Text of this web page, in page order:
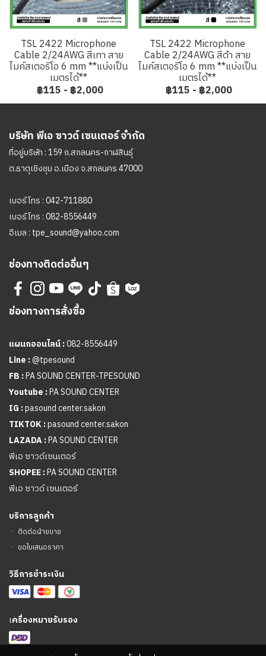
TSL 2422 Microphone
Cable 2/24AWG สีเทา สาย
ไมค์สเตอริโอ 6 mm **แบ่งเป็น
เมตรได้**
฿115 - ฿2,000
TSL 2422 Microphone
Cable 2/24AWG สีดำ สาย
ไมค์สเตอริโอ 6 mm **แบ่งเป็น
เมตรได้**
฿115 - ฿2,000
บริษัท พีเอ ซาวด์ เซนเตอร์ จำกัด
ที่อยู่บริษัท : 159 ถ.สกลนคร-กาฬสินธุ์
ต.ธาตุเชิงชุม อ.เมือง จ.สกลนคร 47000
เบอร์โทร :042-711880
เบอร์โทร :082-8556449
อีเมล : tpe_sound@yahoo.com
ช่องทางติดต่ออื่นๆ
ช่องทางการสั่งซื้อ
แผนกออนไลน์ :082-8556449
Line :@tpesound
FB :PA SOUND CENTER-TPESOUND
Youtube :PA SOUND CENTER
IG :pasound center.sakon
TIKTOK :pasound center.sakon
LAZADA :PA SOUND CENTER
พีเอ ซาวด์เซนเตอร์
SHOPEE :PA SOUND CENTER
พีเอ ซาวด์ เซนเตอร์
บริการลูกค้า
ㆍ ติดต่อฝ่ายขาย
ㆍ ขอใบเสนอราคา
วิธีการชำระเงิน
เครื่องหมายรับรอง